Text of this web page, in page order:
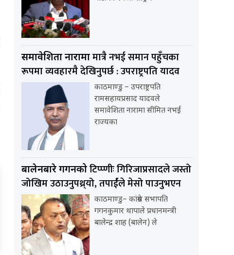
समावेशिता नारामामात्रै नभई समान पहुँचका
रूपमा व्यवहारमै देखिनुपर्छ : उपराष्ट्रपति यादव
काठमाण्डु – उपराष्ट्रपति
रामसहायप्रसाद यादवले
समावेशिता नारामा सीमित नभई
राज्यका
बालेनबारे गगनकोटिप्प्णीः गिरिजाप्रसादले जस्तो
जोखिम उठाउनुपथ्र्यो, तपार्ईंले मेसो पाउनुभएन
काठमाण्डु– कांग्रेस सभापति
गगनकुमार थापाले प्रधानमन्त्री
बालेन्द्र शाह (बालेन) ले